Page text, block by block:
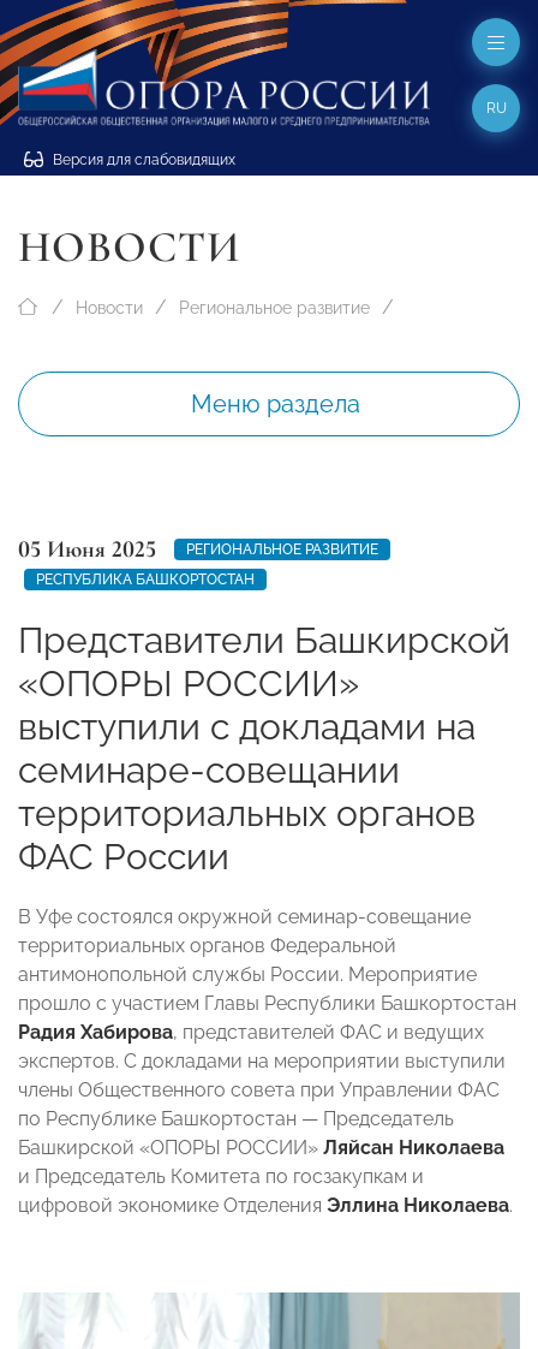
Версия для слабовидящих
RU
НОВОСТИ
Новости Региональное развитие
Меню раздела
05 Июня 2025
РЕГИОНАЛЬНОЕ РАЗВИТИЕ
РЕСПУБЛИКА БАШКОРТОСТАН
Представители Башкирской
«ОПОРЫ РОССИИ»
выступили с докладами на
семинаре-совещании
территориальных органов
ФАС России
В Уфе состоялся окружной семинар-совещание
территориальных органов Федеральной
антимонопольной службы России. Мероприятие
прошло с участием Главы Республики Башкортостан
Радия Хабирова, представителей ФАС и ведущих
экспертов. С докладами на мероприятии выступили
члены Общественного совета при Управлении ФАС
по Республике Башкортостан — Председатель
Башкирской «ОПОРЫ РОССИИ» Ляйсан Николаева
и Председатель Комитета по госзакупкам и
цифровой экономике Отделения Эллина Николаева.